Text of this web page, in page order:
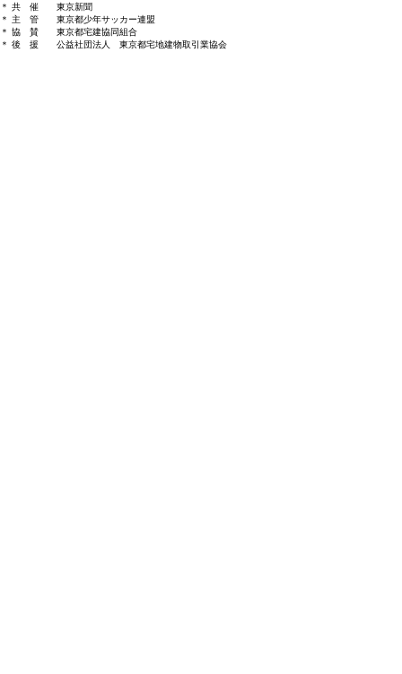
＊ 共 催 東京新聞
＊ 主 管 東京都少年サッカー連盟
＊ 協 賛 東京都宅建協同組合
​＊ 後 援 公益社団法人 東京都宅地建物取引業協会